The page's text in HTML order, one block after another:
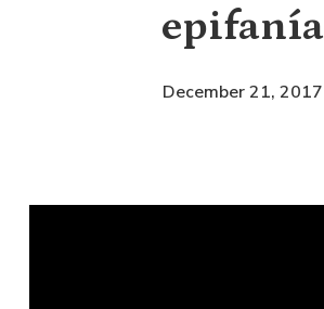
epifanía
December 21, 2017